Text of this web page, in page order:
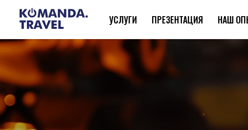
УСЛУГИ ПРЕЗЕНТАЦИЯ НАШ